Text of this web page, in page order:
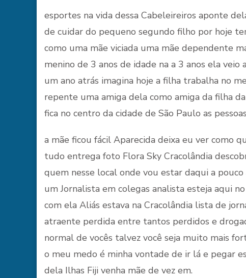
esportes na vida dessa Cabeleireiros aponte
de cuidar do pequeno segundo filho por hoje
como uma mãe viciada uma mãe dependente
menino de 3 anos de idade na a 3 anos ela veio
um ano atrás imagina hoje a filha trabalha no
repente uma amiga dela como amiga da filha
fica no centro da cidade de São Paulo as
a mãe ficou fácil Aparecida deixa eu ver como
tudo entrega foto Flora Sky Cracolândia
quem nesse local onde vou estar daqui a
um Jornalista em colegas analista esteja aqui
com ela Aliás estava na Cracolândia lista de
atraente perdida entre tantos perdidos e
normal de vocês talvez você seja muito mais
o meu medo é minha vontade de ir lá e pegar
dela Ilhas Fiji venha mãe de vez em.